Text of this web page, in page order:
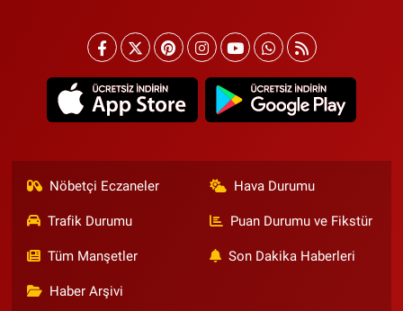
Nöbetçi Eczaneler Hava Durumu
Trafik Durumu Puan Durumu ve Fikstür
Tüm Manşetler Son Dakika Haberleri
Haber Arşivi